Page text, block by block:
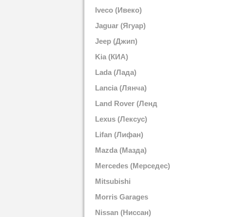
Iveco (Ивеко)
Jaguar (Ягуар)
Jeep (Джип)
Kia (КИА)
Lada (Лада)
Lancia (Лянча)
Land Rover (Ленд
Ровер)
Lexus (Лексус)
Lifan (Лифан)
Mazda (Мазда)
Mercedes (Мерседес)
Mitsubishi
(Митсубиши)
Morris Garages
(Моррис Гараж)
Nissan (Ниссан)